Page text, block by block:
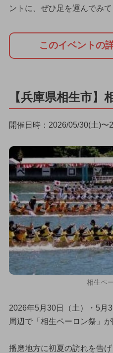
ントに、ぜひ足を運んでみて
このイベントの
【兵庫県相生市】
開催日時：2026/05/30(土)〜
相生ペ
2026年5月30日（土）・5月
周辺で「相生ペーロン祭」が
播磨地方に初夏の訪れを告